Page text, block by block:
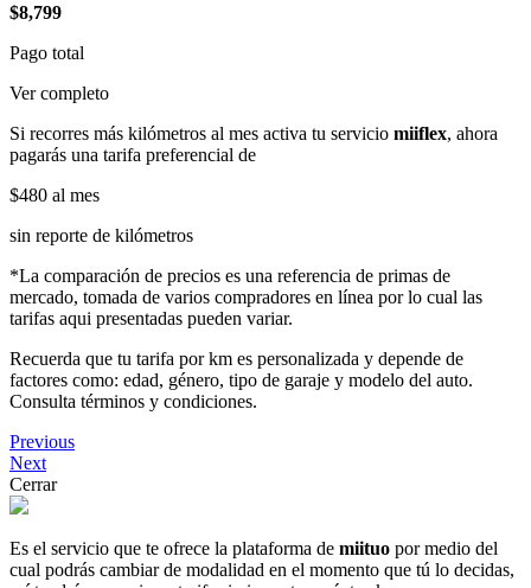
$8,799
Pago total
Ver completo
Si recorres más kilómetros al mes activa tu servicio miiflex, ahora
pagarás una tarifa preferencial de
$480 al mes
sin reporte de kilómetros
*La comparación de precios es una referencia de primas de
mercado, tomada de varios compradores en línea por lo cual las
tarifas aqui presentadas pueden variar.
Recuerda que tu tarifa por km es personalizada y depende de
factores como: edad, género, tipo de garaje y modelo del auto.
Consulta términos y condiciones.
Previous
Next
Cerrar
Es el servicio que te ofrece la plataforma de miituo por medio del
cual podrás cambiar de modalidad en el momento que tú lo decidas,